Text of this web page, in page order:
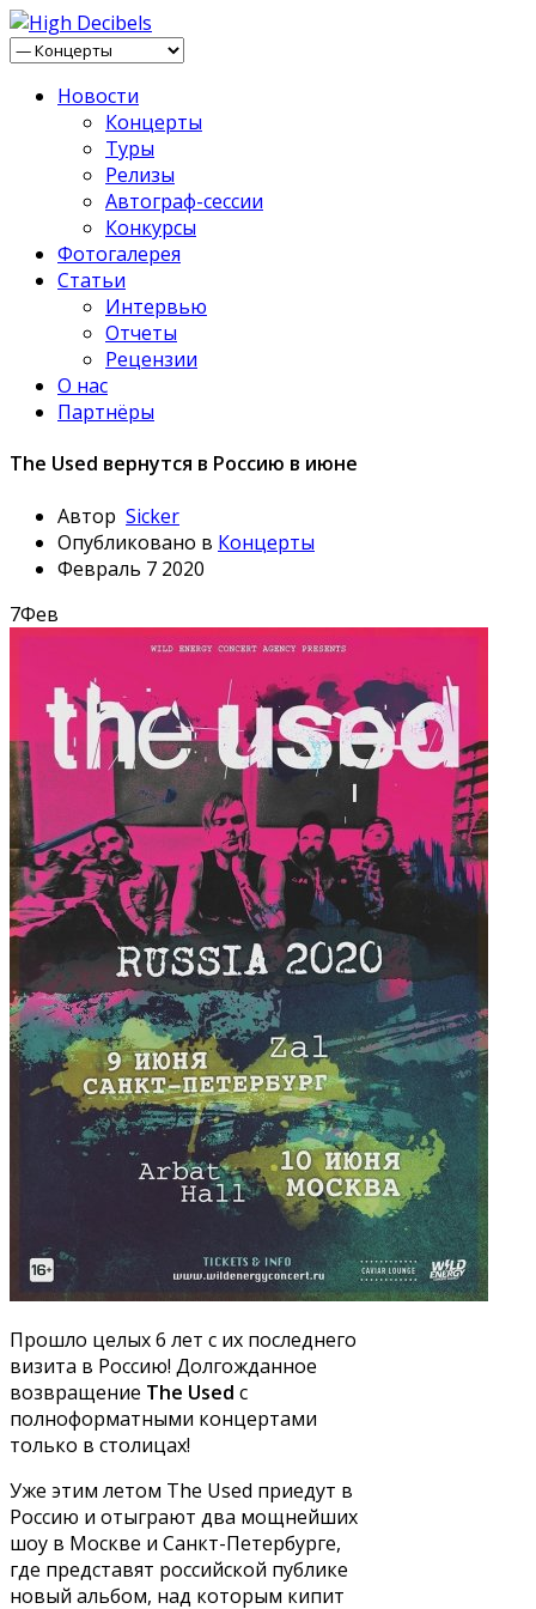
Новости
Концерты
Туры
Релизы
Автограф-сессии
Конкурсы
Фотогалерея
Статьи
Интервью
Отчеты
Рецензии
О нас
Партнёры
The Used вернутся в Россию в июне
Автор Sicker
Опубликовано в Концерты
Февраль 7 2020
7Фев
Прошло целых 6 лет с их последнего
визита в Россию! Долгожданное
возвращение The Used c
полноформатными концертами
только в столицах!
Уже этим летом The Used приедут в
Россию и отыграют два мощнейших
шоу в Москве и Санкт-Петербурге,
где представят российской публике
новый альбом, над которым кипит